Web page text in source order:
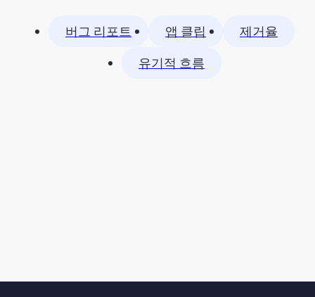
버그 리포트 앱 클립
제거율
유기적 흐름